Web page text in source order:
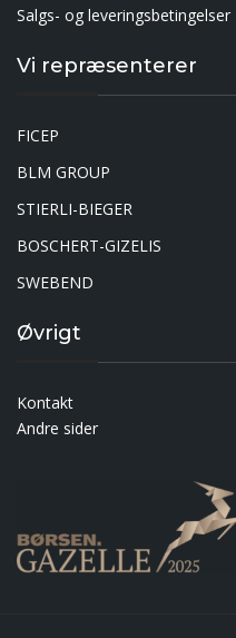
Salgs- og leveringsbetingelser
Vi repræsenterer
FICEP
BLM GROUP
STIERLI-BIEGER
BOSCHERT-GIZELIS
SWEBEND
Øvrigt
Kontakt
Andre sider